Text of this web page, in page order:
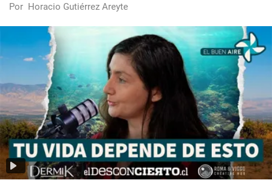
Por Horacio Gutiérrez Areyte